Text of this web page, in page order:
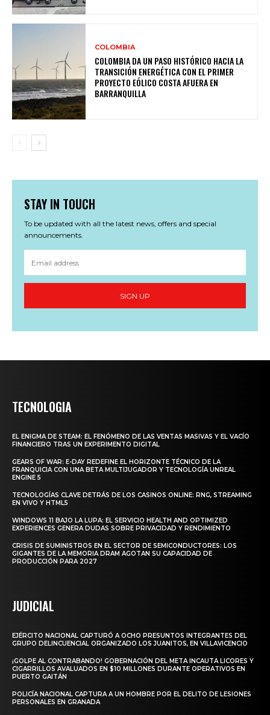
COLOMBIA
COLOMBIA DA UN PASO HISTÓRICO HACIA LA
TRANSICIÓN ENERGÉTICA CON EL PRIMER
PROYECTO EÓLICO COSTA AFUERA EN
BARRANQUILLA
STAY IN TOUCH
To be updated with all the latest news, offers and special
announcements.
SIGN UP
TECNOLOGIA
EL ENIGMA DE STEAM: EL FENÓMENO DE LAS VENTAS MASIVAS Y EL VACÍO
FINANCIERO TRAS UN EXPERIMENTO DIGITAL
GEARS OF WAR: E-DAY REDEFINE EL HORIZONTE TÉCNICO DE LA
FRANQUICIA CON UNA BETA MULTIJUGADOR Y TECNOLOGÍA UNREAL
ENGINE 5
TECNOLOGÍAS CLAVE DETRÁS DE LOS CASINOS ONLINE: RNG, STREAMING
EN VIVO Y HTML5
WINDOWS 11 BAJO LA LUPA: EL SERVICIO HEALTH AND OPTIMIZED
EXPERIENCES GENERA DUDAS SOBRE PRIVACIDAD Y RENDIMIENTO
CRISIS DE SUMINISTROS EN EL SECTOR DE SEMICONDUCTORES: LOS
GIGANTES DE LA MEMORIA DRAM AGOTAN SU CAPACIDAD DE
PRODUCCIÓN PARA 2027
JUDICIAL
EJÉRCITO NACIONAL CAPTURÓ A OCHO PRESUNTOS INTEGRANTES DEL
GRUPO DELINCUENCIAL ORGANIZADO LOS JUANITOS, EN VILLAVICENCIO
¡GOLPE AL CONTRABANDO! GOBERNACIÓN DEL META INCAUTA LICORES Y
CIGARRILLOS AVALUADOS EN $10 MILLONES DURANTE OPERATIVOS EN
PUERTO GAITÁN
POLICÍA NACIONAL CAPTURA A UN HOMBRE POR EL DELITO DE LESIONES
PERSONALES EN GRANADA